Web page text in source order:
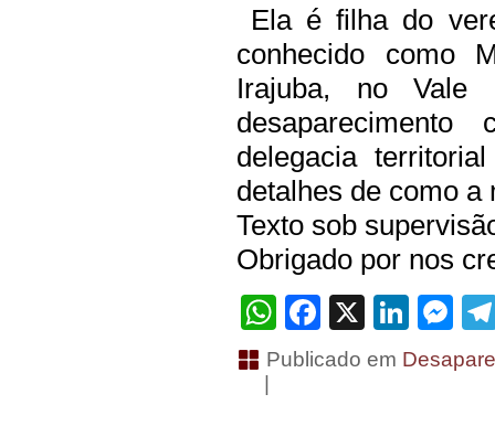
Ela é filha do
conhecido como
Irajuba, no Vale
delegacia
detalhes de como a
Texto sob
Obrigado por nos
WhatsApp
Facebook
X
Publicado em